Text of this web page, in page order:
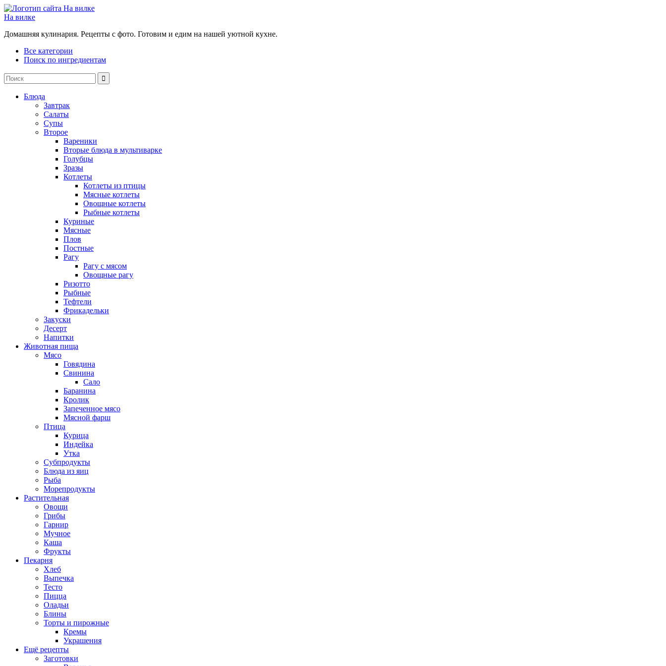
На вилке
Домашняя кулинария. Рецепты с фото. Готовим и едим на нашей уютной кухне.
Все категории
Поиск по ингредиентам
Блюда
Завтрак
Салаты
Супы
Второе
Вареники
Вторые блюда в мультиварке
Голубцы
Зразы
Котлеты
Котлеты из птицы
Мясные котлеты
Овощные котлеты
Рыбные котлеты
Куриные
Мясные
Плов
Постные
Рагу
Рагу с мясом
Овощные рагу
Ризотто
Рыбные
Тефтели
Фрикадельки
Закуски
Десерт
Напитки
Животная пища
Мясо
Говядина
Свинина
Сало
Баранина
Кролик
Запеченное мясо
Мясной фарш
Птица
Курица
Индейка
Утка
Субпродукты
Блюда из яиц
Рыба
Морепродукты
Растительная
Овощи
Грибы
Гарнир
Мучное
Каша
Фрукты
Пекарня
Хлеб
Выпечка
Тесто
Пицца
Оладьи
Блины
Торты и пирожные
Кремы
Украшения
Ещё рецепты
Заготовки